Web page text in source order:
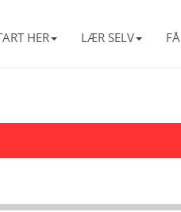
HER LÆR SELV